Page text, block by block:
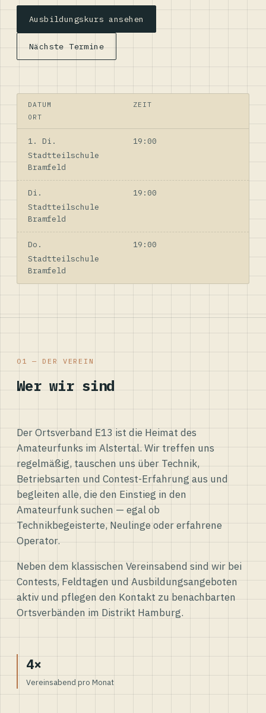
Ausbildungskurs ansehen
Nächste Termine
DATUM
ZEIT
ORT
1. Di.
19:00
Stadtteilschule
Bramfeld
Di.
19:00
Stadtteilschule
Bramfeld
Do.
19:00
Stadtteilschule
Bramfeld
01 — DER VEREIN
Wer wir sind
Der Ortsverband E13 ist die Heimat des
Amateurfunks im Alstertal. Wir treffen uns
regelmäßig, tauschen uns über Technik,
Betriebsarten und Contest-Erfahrung aus und
begleiten alle, die den Einstieg in den
Amateurfunk suchen — egal ob
Technikbegeisterte, Neulinge oder erfahrene
Operator.
Neben dem klassischen Vereinsabend sind wir bei
Contests, Feldtagen und Ausbildungsangeboten
aktiv und pflegen den Kontakt zu benachbarten
Ortsverbänden im Distrikt Hamburg.
4×
Vereinsabend pro Monat